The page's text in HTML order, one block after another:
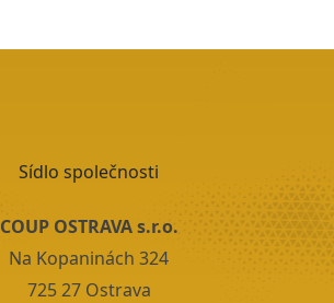
Sídlo společnosti
COUP OSTRAVA s.r.o.
Na Kopaninách 324
725 27 Ostrava